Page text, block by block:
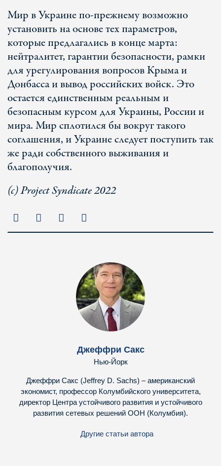
Мир в Украине по-прежнему возможно
установить на основе тех параметров,
которые предлагались в конце марта:
нейтралитет, гарантии безопасности, рамки
для урегулирования вопросов Крыма и
Донбасса и вывод российских войск. Это
остается единственным реальным и
безопасным курсом для Украины, России и
мира. Мир сплотился бы вокруг такого
соглашения, и Украине следует поступить так
же ради собственного выживания и
благополучия.
(с) Project Syndicate 2022
Джеффри Сакс
Нью-Йорк
Джеффри Сакс (Jeffrey D. Sachs) – американский
экономист, профессор Колумбийского университета,
директор Центра устойчивого развития и устойчивого
развития сетевых решений ООН (Колумбия).
Другие статьи автора